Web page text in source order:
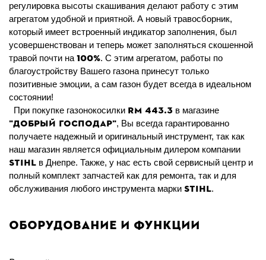
регулировка высоты скашивания делают работу с этим
агрегатом удобной и приятной. А новый травосборник,
который имеет встроенный индикатор заполнения, был
усовершенствован и теперь может заполняться скошенной
травой почти на 100%. С этим агрегатом, работы по
благоустройству Вашего газона принесут только
позитивные эмоции, а сам газон будет всегда в идеальном
состоянии!
При покупке газонокосилки RM 443.3 в магазине
"Добрый Господар", Вы всегда гарантированно
получаете надежный и оригинальный инструмент, так как
наш магазин является официальным дилером компании
STIHL в Днепре. Также, у нас есть свой сервисный центр и
полный комплект запчастей как для ремонта, так и для
обслуживания любого инструмента марки STIHL.
Оборудование и функции